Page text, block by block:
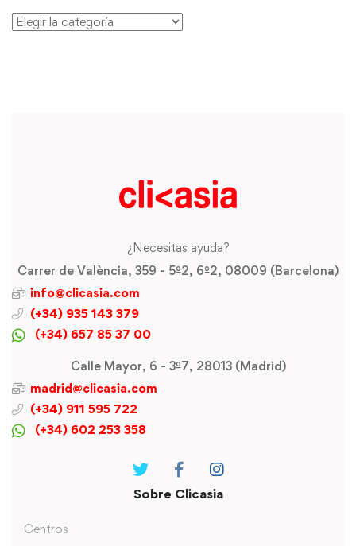
¿Necesitas ayuda?
Carrer de València, 359 - 5º2, 6º2, 08009 (Barcelona)
info@clicasia.com
(+34) 935 143 379
(+34) 657 85 37 00
Calle Mayor, 6 - 3º7, 28013 (Madrid)
madrid@clicasia.com
(+34) 911 595 722
(+34) 602 253 358
Sobre Clicasia
Centros